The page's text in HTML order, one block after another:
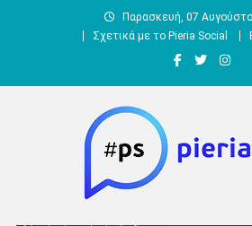
Παρασκευή, 07
Σχετικά με το Pieria Social